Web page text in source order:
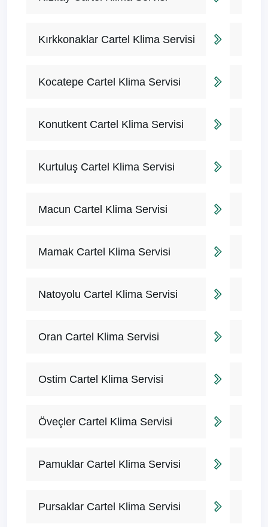
Kırkkonaklar Cartel Klima Servisi
Kocatepe Cartel Klima Servisi
Konutkent Cartel Klima Servisi
Kurtuluş Cartel Klima Servisi
Macun Cartel Klima Servisi
Mamak Cartel Klima Servisi
Natoyolu Cartel Klima Servisi
Oran Cartel Klima Servisi
Ostim Cartel Klima Servisi
Öveçler Cartel Klima Servisi
Pamuklar Cartel Klima Servisi
Pursaklar Cartel Klima Servisi